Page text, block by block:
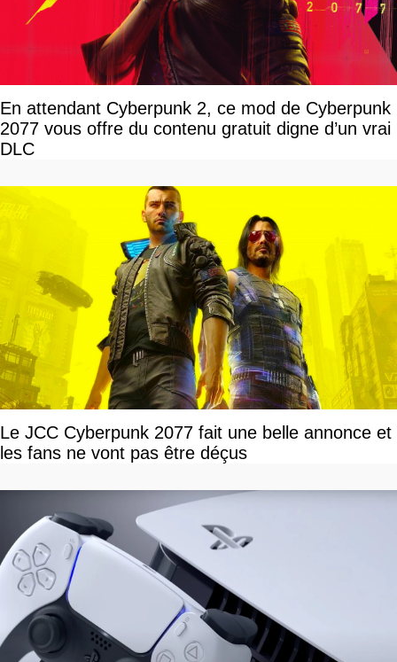
En attendant Cyberpunk 2, ce mod de Cyberpunk
2077 vous offre du contenu gratuit digne d’un vrai
DLC
Le JCC Cyberpunk 2077 fait une belle annonce et
les fans ne vont pas être déçus